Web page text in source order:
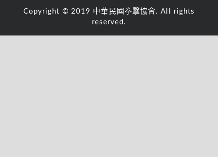
Copyright © 2019 中華民國拳擊協會. All rights
reserved.